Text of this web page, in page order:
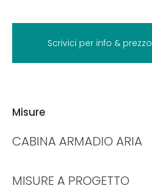
Scrivici per info & prezzo
Misure
CABINA ARMADIO ARIA
MISURE A PROGETTO